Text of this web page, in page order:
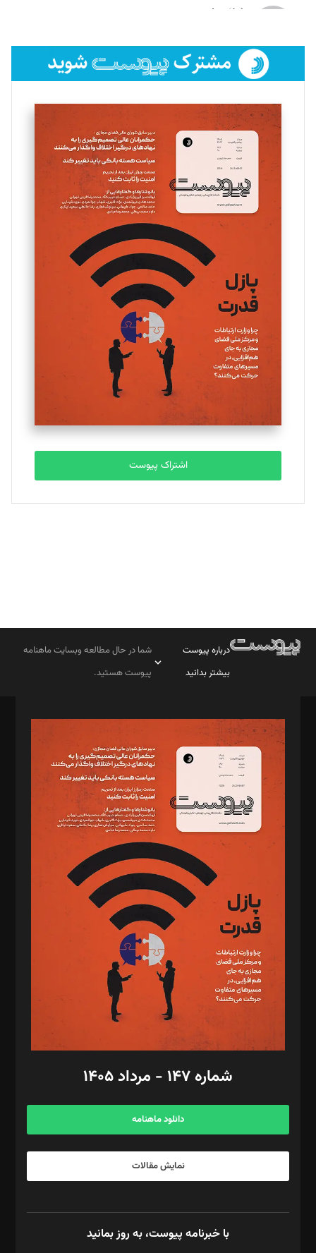
لیلا حنارود
فائزه فتحی رستمی
تحریریه
سروش کرمیان
تحریریه
مینا پاکدل
یسنا امان‌پور
تحریریه
ملینا جعفری
تحریریه
مصطفی مسجدی آرانی
تحریریه
بابک نقاش
تحریریه
اشتراک پیوست
درباره پیوست
بیشتر بدانید
شما در حال مطالعه وبسایت ماهنامه
پیوست هستید.
مدیر مسئول: محمدباقر اثنی‌عشری
سردبیر: مهرک محمودی
دبیر تحریریه: میثم قاسمی
د‌بیر ناداستان: سمانه سمیع
د‌بیر خدمت و تجارت: ابوالفضل رجبی
د‌بیر حقوق فناوری: حسام‌الدین ایپکچی
د‌بیر پیوست جهان: مینا پاکدل
د‌بیر تحریریه آنلاین: بابک نقاش
تحریریه‌: مجتبی محمود‌ی، آرش برهمند، یسنا امان‌پور، سروش کرمیان،
مصطفی مسجدی آرانی، ابوالفضل رجبی، زهرا فکرانه، فائزه فتحی
رستمی،مصطفی باستان
ویرایش: نگار استاد‌‌آقا
طراح یونیفرم: مجید توکلی
فیلمبرداری و عکاسی: امیر شفیعی، مانی لطفی زاده
گرافیک و صفحه‌آرایی: سید‌سبحان‌علی ثابت
مد‌یر توسعه تجاری: کامبیز برید‌
امور مالی: شاپور رهبری، محمد‌ کاظمی‌نیا
آگهی و مشترکین: ۰۹۱۹۹۹۹۰۴۵۴
شماره ۱۴۷ - مرداد ۱۴۰۵
دانلود ماهنامه
نمایش مقالات
با خبرنامه پیوست، به روز بمانید